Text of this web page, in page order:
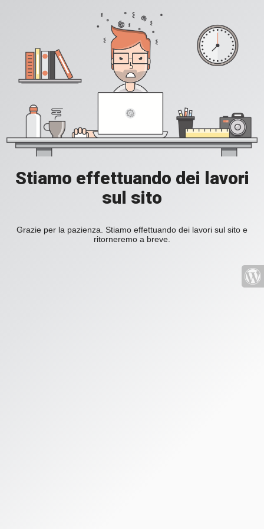
Stiamo effettuando dei lavori
sul sito
Grazie per la pazienza. Stiamo effettuando dei lavori sul sito e
ritorneremo a breve.